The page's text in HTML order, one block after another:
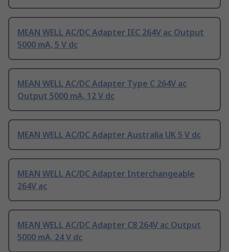
MEAN WELL AC/DC Adapter IEC 264V ac Output
5000 mA, 5 V dc
MEAN WELL AC/DC Adapter Type C 264V ac
Output 5000 mA, 12 V dc
MEAN WELL AC/DC Adapter Australia UK 5 V dc
MEAN WELL AC/DC Adapter Interchangeable
264V ac
MEAN WELL AC/DC Adapter C8 264V ac Output
5000 mA, 24 V dc